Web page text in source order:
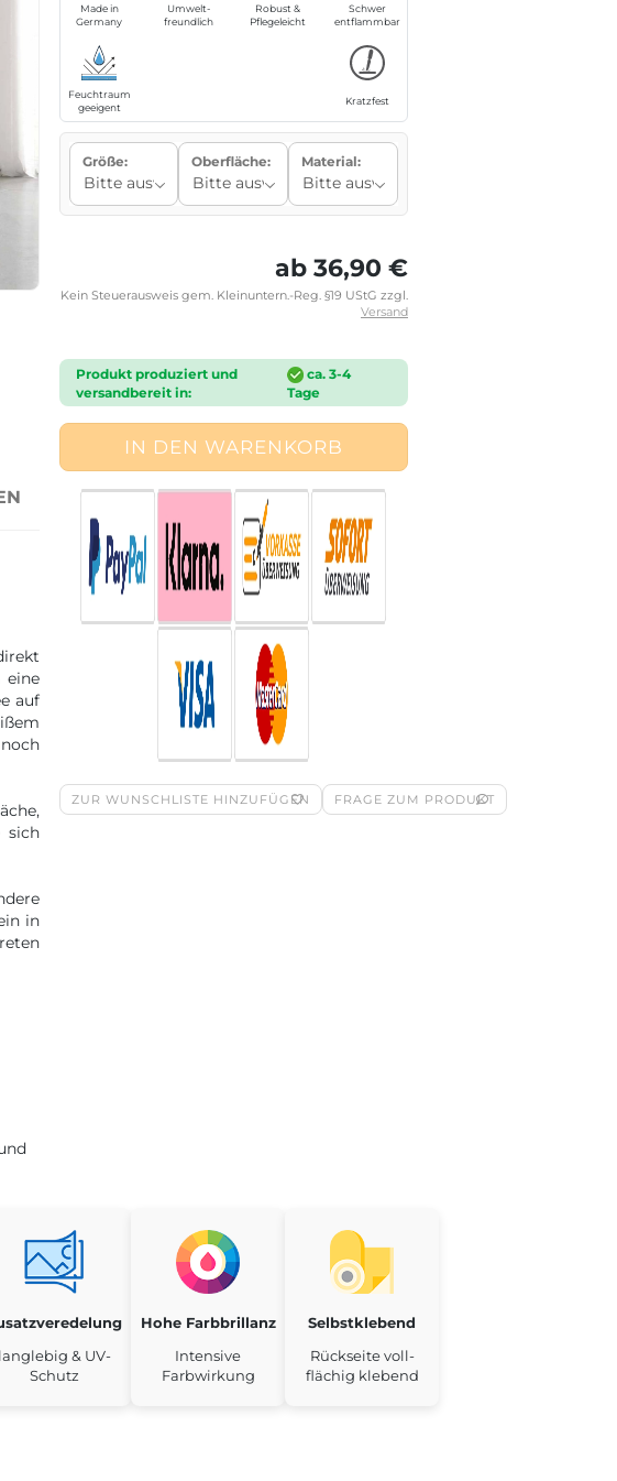
Made in
Germany
Umwelt-
freundlich
Robust &
Pflegeleicht
Schwer
entflammbar
Feuchtraum
geeigent
Kratzfest
Größe: Oberfläche: Material:
ab 36,90 €
Kein Steuerausweis gem. Kleinuntern.-Reg. §19 UStG zzgl.
Versand
Produkt produziert und
versandbereit in:
ca. 3-4
Tage
ZUR WUNSCHLISTE HINZUFÜGEN FRAGE ZUM PRODUKT
eine
auf
sich
in
langlebig & UV-
Schutz
Hohe Farbbrillanz
Intensive
Farbwirkung
Selbstklebend
Rückseite voll-
flächig klebend